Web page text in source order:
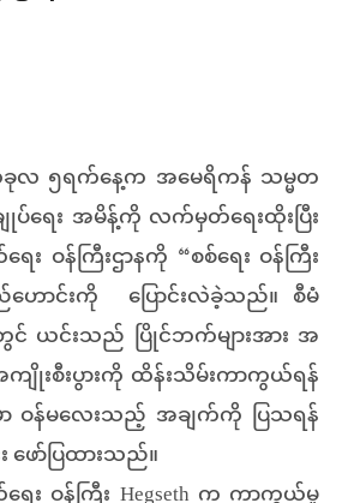
ခုလ ၅ရက်နေ့က အမေရိကန် သမ္မတ
ရေး အမိန့်ကို လက်မှတ်ရေးထိုးပြီး
ဝန်ကြီးဌာနကို “စစ်ရေး ဝန်ကြီး
ောင်းကို ပြောင်းလဲခဲ့သည်။ စီမံ
င် ယင်းသည် ပြိုင်ဘက်များအား အ
ျိုးစီးပွားကို ထိန်းသိမ်းကာကွယ်ရန်
န်မလေးသည့် အချက်ကို ပြသရန်
ော်ပြထားသည်။